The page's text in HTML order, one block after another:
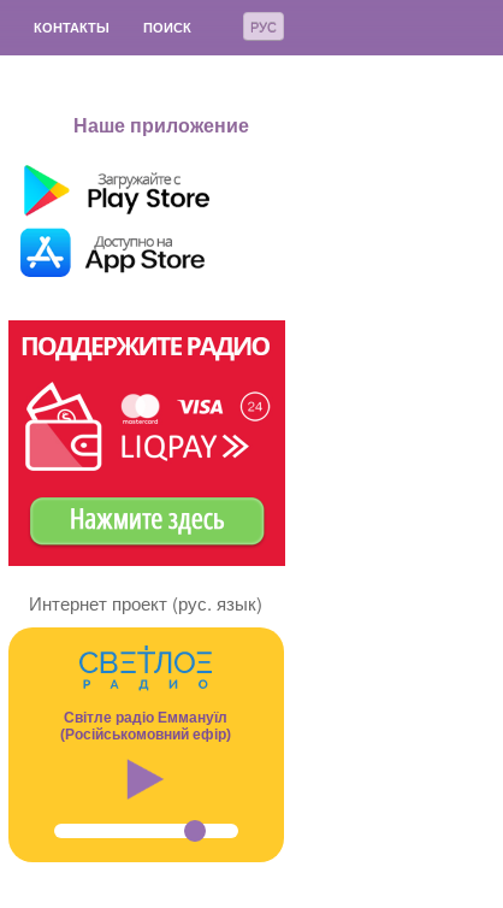
РУС
КОНТАКТЫ ПОИСК
Наше приложение
Интернет проект (рус. язык)
Світле радіо Еммануїл
(Російськомовний ефір)